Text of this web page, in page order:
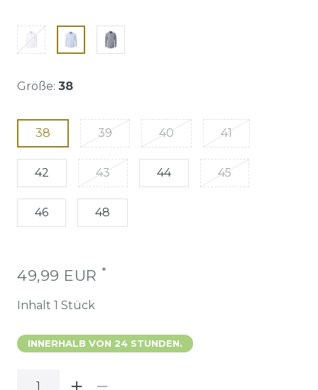
Größe: 38
38 39 40 41
42 43 44 45
46 48
49,99 EUR *
Inhalt 1 Stück
INNERHALB VON 24 STUNDEN.